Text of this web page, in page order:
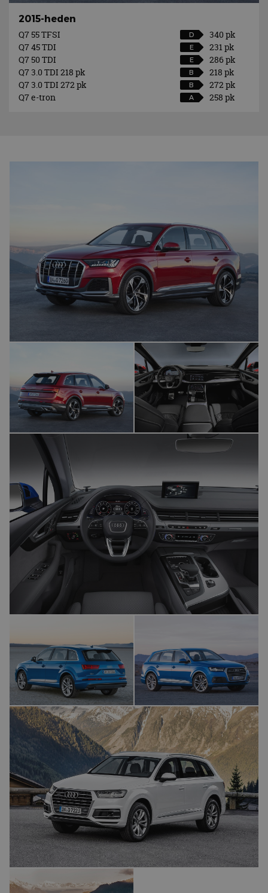
2015-heden
Q7 55 TFSI
D
340 pk
Q7 45 TDI
E
231 pk
Q7 50 TDI
E
286 pk
Q7 3.0 TDI 218 pk
B
218 pk
Q7 3.0 TDI 272 pk
B
272 pk
Q7 e-tron
A 258 pk